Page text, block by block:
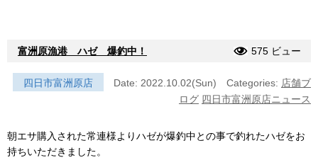
富洲原漁港 ハゼ 爆釣中！ 575 ビュー
四日市富洲原店 Date: 2022.10.02(Sun) Categories: 店舗ブ
ログ 四日市富洲原店ニュース
朝エサ購入された常連様よりハゼが爆釣中との事で釣れたハゼをお
持ちいただきました。